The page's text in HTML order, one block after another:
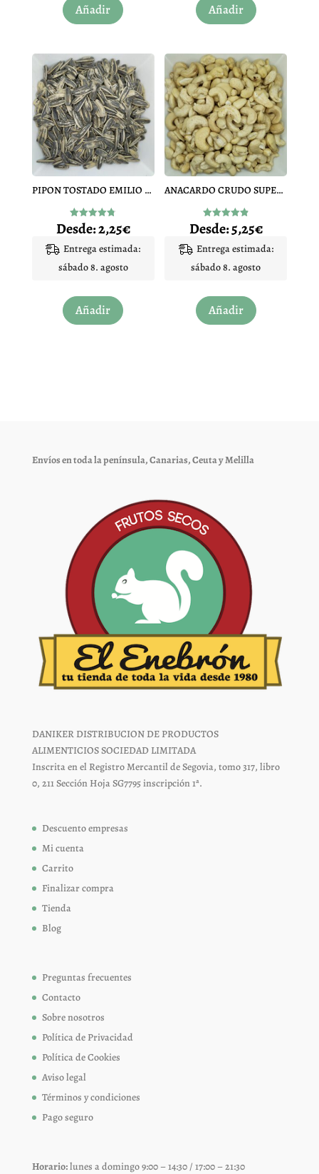
Añadir
producto
variantes.
Las
opciones
se
pueden
elegir
en
la
de
producto
Añadir
producto
variantes.
Las
opciones
se
pueden
elegir
en
la
de
producto
PIPON TOSTADO EMILIO ARIAS
Valorado
con
de 5
Desde:2,25€
Entrega estimada:
sábado 8. agosto
Añadir
producto
elegir
página
de
ANACARDO CRUDO SUPERGIGANTE
Valorado
con
de 5
Desde:5,25€
Entrega estimada:
sábado 8. agosto
Añadir
producto
Envíos en toda la península, Canarias, Ceuta y Melilla
DANIKER DISTRIBUCION DE PRODUCTOS
ALIMENTICIOS SOCIEDAD LIMITADA
Inscrita en el Registro Mercantil de Segovia, tomo 317, libro
0, 211 Sección Hoja SG7795 inscripción 1ª.
Descuento empresas
Mi cuenta
Carrito
Finalizar compra
Tienda
Blog
Preguntas frecuentes
Contacto
Sobre nosotros
Política de Privacidad
Política de Cookies
Aviso legal
Términos y condiciones
Pago seguro
Horario:lunes a domingo 9:00 – 14:30 / 17:00 – 21:30